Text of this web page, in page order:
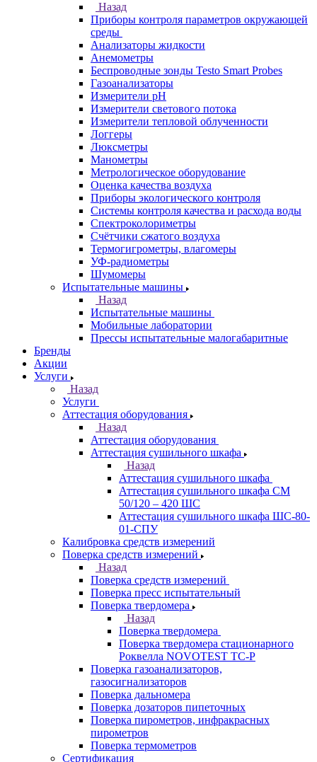
Назад
Приборы контроля параметров окружающей
среды
Анализаторы жидкости
Анемометры
Беспроводные зонды Testo Smart Probes
Газоанализаторы
Измерители pH
Измерители светового потока
Измерители тепловой облученности
Логгеры
Люксметры
Манометры
Метрологическое оборудование
Оценка качества воздуха
Приборы экологического контроля
Системы контроля качества и расхода воды
Спектроколориметры
Счётчики сжатого воздуха
Термогигрометры, влагомеры
УФ-радиометры
Шумомеры
Испытательные машины
Назад
Испытательные машины
Мобильные лаборатории
Прессы испытательные малогабаритные
Бренды
Акции
Услуги
Назад
Услуги
Аттестация оборудования
Назад
Аттестация оборудования
Аттестация сушильного шкафа
Назад
Аттестация сушильного шкафа
Аттестация сушильного шкафа СМ
50/120 – 420 ШС
Аттестация сушильного шкафа ШС-80-
01-СПУ
Калибровка средств измерений
Поверка средств измерений
Назад
Поверка средств измерений
Поверка пресс испытательный
Поверка твердомера
Назад
Поверка твердомера
Поверка твердомера стационарного
Роквелла NOVOTEST TС-Р
Поверка газоанализаторов,
газосигнализаторов
Поверка дальномера
Поверка дозаторов пипеточных
Поверка пирометров, инфракрасных
пирометров
Поверка термометров
Сертификация